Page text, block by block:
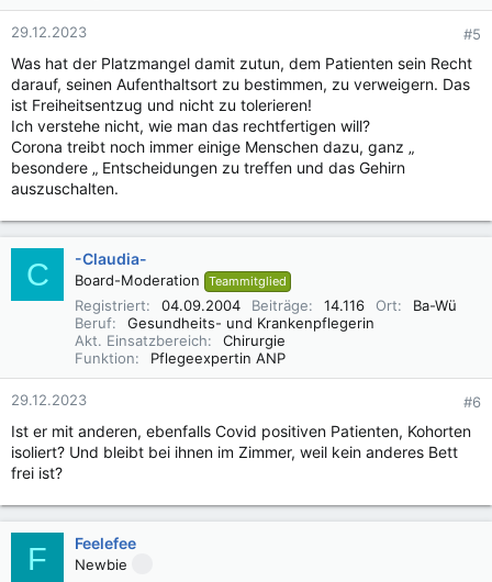
29.12.2023 #5
Was hat der Platzmangel damit zutun, dem Patienten sein Recht
darauf, seinen Aufenthaltsort zu bestimmen, zu verweigern. Das
ist Freiheitsentzug und nicht zu tolerieren!
Ich verstehe nicht, wie man das rechtfertigen will?
Corona treibt noch immer einige Menschen dazu, ganz „
besondere „ Entscheidungen zu treffen und das Gehirn
auszuschalten.
C -Claudia-
Board-Moderation Teammitglied
Registriert 04.09.2004 Beiträge 14.116 Ort
Ba-Wü
Beruf
Gesundheits- und Krankenpflegerin
Akt. Einsatzbereich
Chirurgie
Funktion
Pflegeexpertin ANP
29.12.2023 #6
Ist er mit anderen, ebenfalls Covid positiven Patienten, Kohorten
isoliert? Und bleibt bei ihnen im Zimmer, weil kein anderes Bett
frei ist?
F Feelefee
Newbie